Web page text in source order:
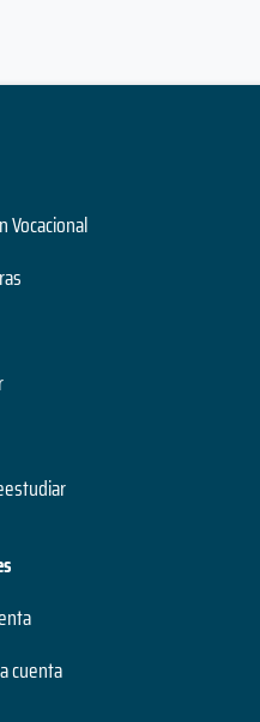
Vocacional
cuenta